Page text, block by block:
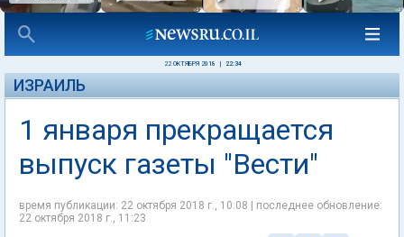
22 ОКТЯБРЯ 2018 22:34
ИЗРАИЛЬ
1 января прекращается
выпуск газеты "Вести"
время публикации: 22 октября 2018 г., 10:08 | последнее обновление:
22 октября 2018 г., 11:23